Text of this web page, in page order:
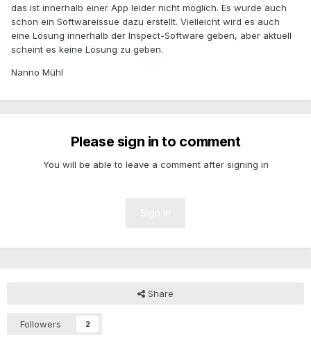
das ist innerhalb einer App leider nicht möglich. Es wurde auch
schon ein Softwareissue dazu erstellt. Vielleicht wird es auch
eine Lösung innerhalb der Inspect-Software geben, aber aktuell
scheint es keine Lösung zu geben.
Nanno Mühl
Please sign in to comment
You will be able to leave a comment after signing in
Share
Followers 2